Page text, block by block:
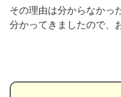
その理由は分からなかっ
分かってきましたので、